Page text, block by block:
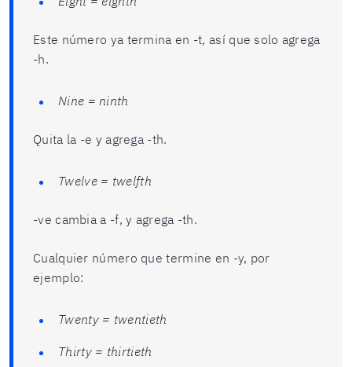
Este número ya termina en -t, así que solo agrega
-h.
Nine = ninth
Quita la -e y agrega -th.
Twelve = twelfth
-ve cambia a -f, y agrega -th.
Cualquier número que termine en -y, por
ejemplo:
Twenty = twentieth
Thirty = thirtieth